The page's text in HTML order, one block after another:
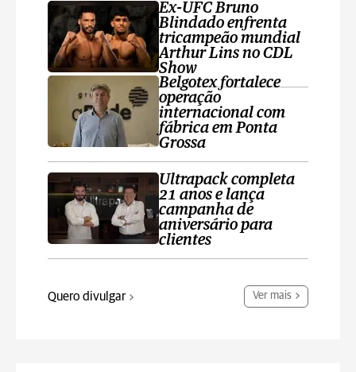
Ex-UFC Bruno
Blindado enfrenta
tricampeão mundial
Arthur Lins no CDL
Show
Belgotex fortalece
operação
internacional com
fábrica em Ponta
Grossa
Ultrapack completa
21 anos e lança
campanha de
aniversário para
clientes
Quero divulgar Ver mais